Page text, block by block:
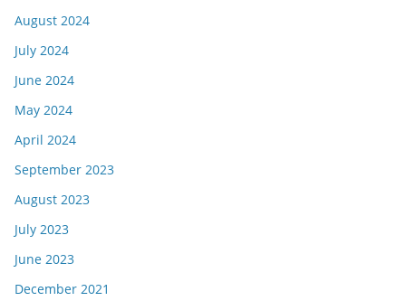
August 2024
July 2024
June 2024
May 2024
April 2024
September 2023
August 2023
July 2023
June 2023
December 2021